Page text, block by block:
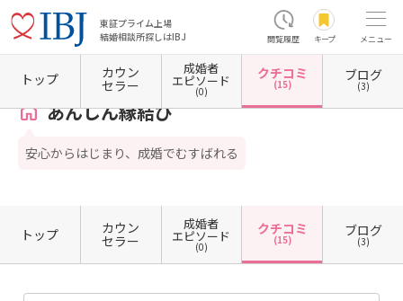
東証プライム上場
結婚相談所探しはIBJ
閲覧履歴 キープ メニュー
ホーム 静岡県の結婚相談所 静岡県磐田市 あんしん縁結び クチコミ一覧
あんしん縁結び
安心からはじまり、成婚でむすばれる
トップ カウン
セラー
成婚者
エピソード
(0)
クチコミ
(15)
ブログ
(3)
トップ カウン
セラー
成婚者
エピソード
(0)
クチコミ
(15)
ブログ
(3)